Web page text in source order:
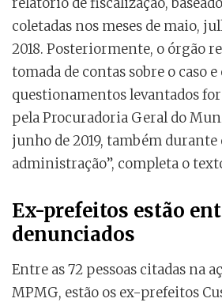
coletadas nos meses de maio,
2018. Posteriormente, o órgão
tomada de contas sobre o caso e
questionamentos levantados
pela Procuradoria Geral do
junho de 2019, também
administração”, completa o
Ex-prefeitos estão
denunciados
Entre as 72 pessoas citadas na
MPMG, estão os ex-prefeitos